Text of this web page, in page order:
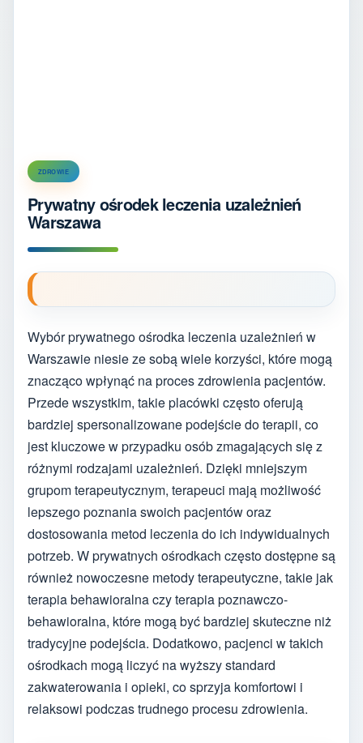
ZDROWIE
Prywatny ośrodek leczenia uzależnień
Warszawa
Wybór prywatnego ośrodka leczenia uzależnień w
Warszawie niesie ze sobą wiele korzyści, które mogą
znacząco wpłynąć na proces zdrowienia pacjentów.
Przede wszystkim, takie placówki często oferują
bardziej spersonalizowane podejście do terapii, co
jest kluczowe w przypadku osób zmagających się z
różnymi rodzajami uzależnień. Dzięki mniejszym
grupom terapeutycznym, terapeuci mają możliwość
lepszego poznania swoich pacjentów oraz
dostosowania metod leczenia do ich indywidualnych
potrzeb. W prywatnych ośrodkach często dostępne są
również nowoczesne metody terapeutyczne, takie jak
terapia behawioralna czy terapia poznawczo-
behawioralna, które mogą być bardziej skuteczne niż
tradycyjne podejścia. Dodatkowo, pacjenci w takich
ośrodkach mogą liczyć na wyższy standard
zakwaterowania i opieki, co sprzyja komfortowi i
relaksowi podczas trudnego procesu zdrowienia.